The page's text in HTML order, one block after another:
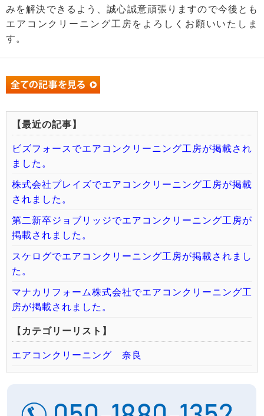
みを解決できるよう、誠心誠意頑張りますので今後とも
エアコンクリーニング工房をよろしくお願いいたしま
す。
【最近の記事】
ビズフォースでエアコンクリーニング工房が掲載され
ました。
株式会社プレイズでエアコンクリーニング工房が掲載
されました。
第二新卒ジョブリッジでエアコンクリーニング工房が
掲載されました。
スケログでエアコンクリーニング工房が掲載されまし
た。
マナカリフォーム株式会社でエアコンクリーニング工
房が掲載されました。
【カテゴリーリスト】
エアコンクリーニング 奈良